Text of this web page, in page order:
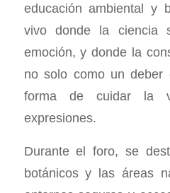
educación ambiental y
vivo donde la ciencia
emoción, y donde la
no solo como un deber
forma de cuidar la
expresiones.
Durante el foro, se
botánicos y las áreas